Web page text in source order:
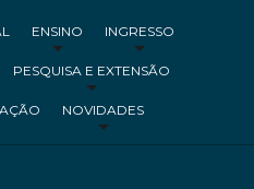
ENSINO INGRESSO
PESQUISA E EXTENSÃO
NOVIDADES